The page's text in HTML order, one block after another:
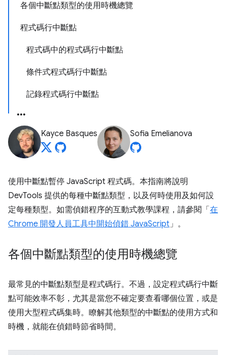
各個中斷點類型的使用時機總覽
程式碼行中斷點
程式碼中的程式碼行中斷點
條件式程式碼行中斷點
記錄程式碼行中斷點
Kayce Basques Sofia Emelianova
使用中斷點暫停 JavaScript 程式碼。本指南將說明
DevTools 提供的每種中斷點類型，以及何時使用及如何設
定每種類型。如需偵錯程序的互動式教學課程，請參閱「 在
Chrome 開發人員工具中開始偵錯 JavaScript」。
各個中斷點類型的使用時機總覽
最常見的中斷點類型是程式碼行。不過，設定程式碼行中斷
點可能效率不彰，尤其是當您不確定要查看哪個位置，或是
使用大型程式碼集時。瞭解其他類型的中斷點的使用方式和
時機，就能在偵錯時節省時間。